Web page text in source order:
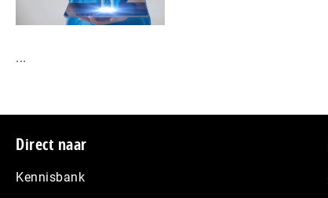
...
Footer
Direct naar
Kennisbank